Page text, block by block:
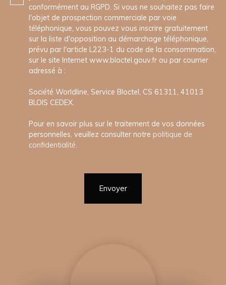
conformément au RGPD. Si vous ne souhaitez pas faire
l'objet de prospection commerciale par voie
téléphonique, vous pouvez vous inscrire gratuitement
sur la liste d'opposition au démarchage téléphonique,
prévu par l'article L223-1 du code de la consommation,
sur le site Internet www.bloctel.gouv.fr ou par courrier
adressé à :
Société Worldline, Service Bloctel, CS 61311, 41013
BLOIS CEDEX.
Pour en savoir plus sur le traitement de vos données
personnelles, veuillez consulter notre politique de
confidentialité.
Envoyer